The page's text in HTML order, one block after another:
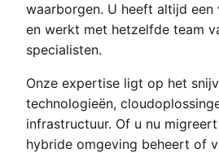
waarborgen. U heeft altijd een
en werkt met hetzelfde team
specialisten.
Onze expertise ligt op het
technologieën,
infrastructuur. Of u nu
hybride omgeving beheert of